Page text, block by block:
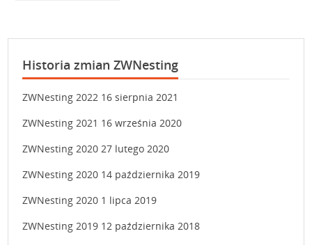
Historia zmian ZWNesting
ZWNesting 2022 16 sierpnia 2021
ZWNesting 2021 16 września 2020
ZWNesting 2020 27 lutego 2020
ZWNesting 2020 14 października 2019
ZWNesting 2020 1 lipca 2019
ZWNesting 2019 12 października 2018